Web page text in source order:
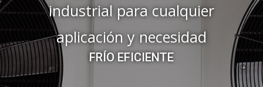
industrial para cualquier
aplicación y necesidad
FRÍO EFICIENTE